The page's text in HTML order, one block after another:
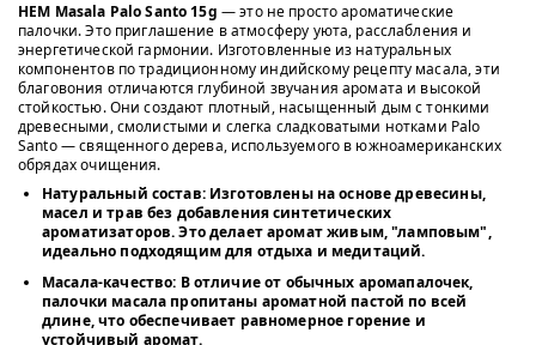
HEM Masala Palo Santo 15g — это не просто ароматические
палочки. Это приглашение в атмосферу уюта, расслабления и
энергетической гармонии. Изготовленные из натуральных
компонентов по традиционному индийскому рецепту масала, эти
благовония отличаются глубиной звучания аромата и высокой
стойкостью. Они создают плотный, насыщенный дым с тонкими
древесными, смолистыми и слегка сладковатыми нотками Palo
Santo — священного дерева, используемого в южноамериканских
обрядах очищения.
Натуральный состав: Изготовлены на основе древесины,
масел и трав без добавления синтетических
ароматизаторов. Это делает аромат живым, "ламповым",
идеально подходящим для отдыха и медитаций.
Масала-качество: В отличие от обычных аромапалочек,
палочки масала пропитаны ароматной пастой по всей
длине, что обеспечивает равномерное горение и
устойчивый аромат.